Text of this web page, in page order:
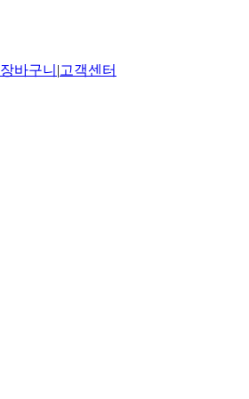
장바구니 |고객센터